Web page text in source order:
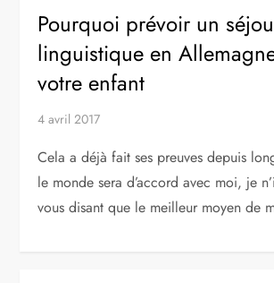
Pourquoi prévoir un
linguistique en
votre enfant
4 avril 2017
Cela a déjà fait ses preuves depuis
le monde sera d’accord avec moi, je
vous disant que le meilleur moyen de